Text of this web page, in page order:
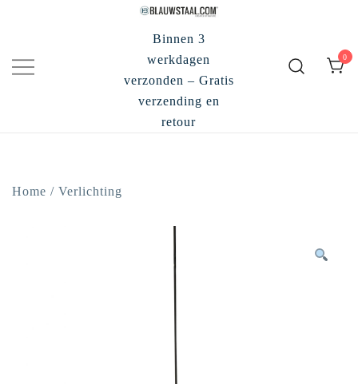
inhoud
Binnen 3
werkdagen
verzonden – Gratis
verzending en
retour
0
Home / Verlichting